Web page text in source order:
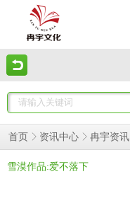
首页 资讯中心 冉宇资讯
雪漠作品:爱不落下